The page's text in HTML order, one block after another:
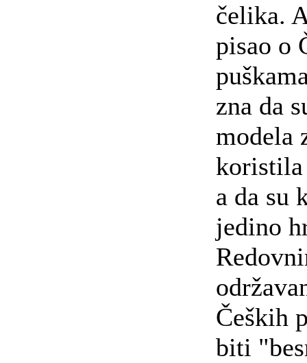
čelika.
pisao o
zna da
modela
a da su
jedino
Čeških
biti